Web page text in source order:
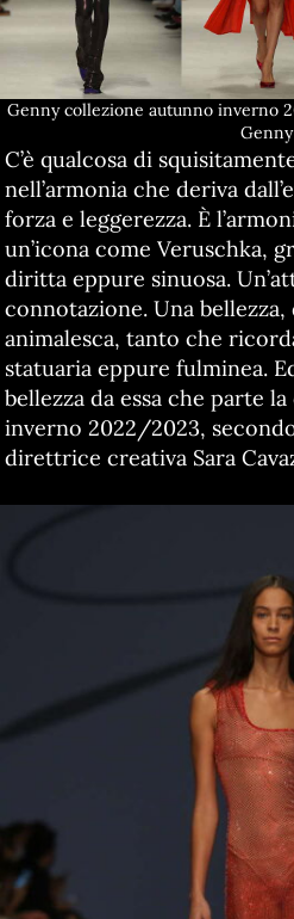
Genny collezione autunno inverno
Genny
C’è qualcosa di
nell’armonia che deriva
forza e leggerezza. È
un’icona come Veruschka,
diritta eppure sinuosa.
connotazione. Una bellezza,
animalesca, tanto che
statuaria eppure fulminea.
bellezza da essa che parte
inverno 2022/2023,
direttrice creativa Sara